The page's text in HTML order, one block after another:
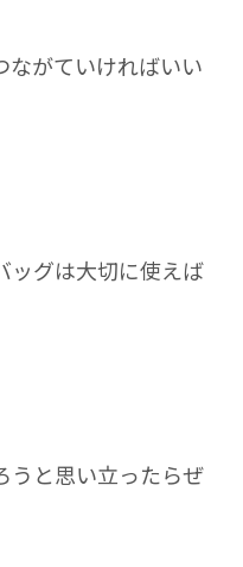
ながていければいい
ッグは大切に使えば
うと思い立ったらぜ